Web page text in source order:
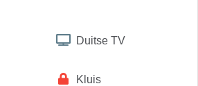
Duitse TV
Kluis